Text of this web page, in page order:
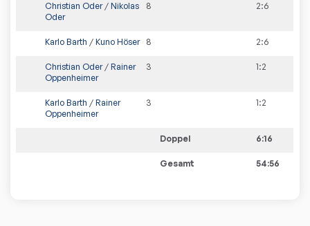
Christian Oder/ Nikolas
Oder
8 2:6
Karlo Barth / Kuno Höser 8 2:6
Christian Oder/ Rainer
Oppenheimer
3 1:2
Karlo Barth / Rainer
Oppenheimer
3 1:2
Doppel 6:16
Gesamt 54:56